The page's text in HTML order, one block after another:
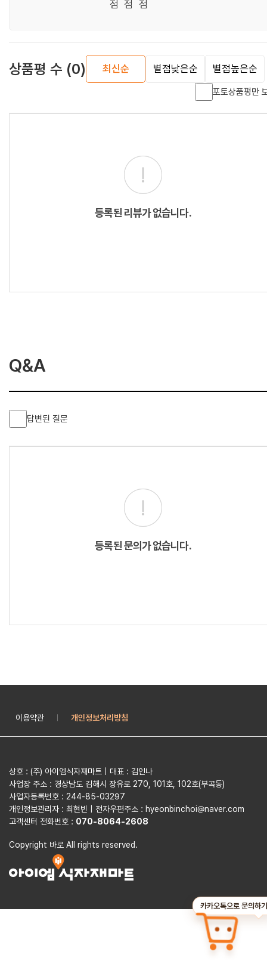
점 점
점
상품평 수 (0) 최신순 별점낮은순 별점높은순
포토상품평만
등록된 리뷰가 없습니다.
Q&A
답변된 질문
등록된 문의가 없습니다.
이용약관 개인정보처리방침
상호 : (주) 아이엠식자재마트 | 대표 : 김인나
사업장 주소 : 경상남도 김해시 장유로 270, 101호, 102호(부곡동)
사업자등록번호 : 244-85-03297
개인정보관리자 : 최현빈 | 전자우편주소 : hyeonbinchoi@naver.com
고객센터 전화번호 : 070-8064-2608
Copyright 바로 All rights reserved.
카카오톡으로 문의하기